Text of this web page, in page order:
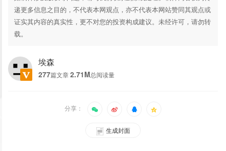
递更多信息之目的，不代表本网观点，亦不代表本网站赞同其观点或
证实其内容的真实性，更不对您的投资构成建议。未经许可，请勿转
载。
埃森
277篇文章 2.71M总阅读量
分享：
生成封面